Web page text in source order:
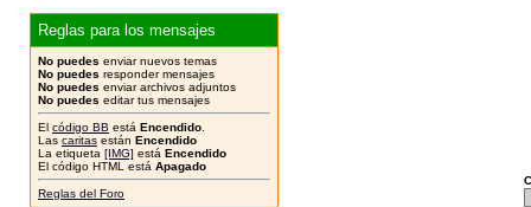
Reglas para los mensajes
No puedes enviar nuevos temas
No puedes responder mensajes
No puedes enviar archivos adjuntos
No puedes editar tus mensajes
El código BB está Encendido
Las caritas están Encendido
La etiqueta [IMG] está Encendido
El código HTML está Apagado
Reglas del Foro